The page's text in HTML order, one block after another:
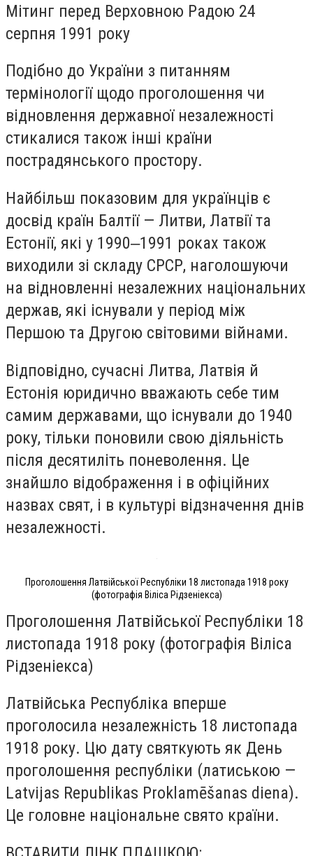
Мітинг перед Верховною Радою 24
серпня 1991 року
Подібно до України з питанням
термінології щодо проголошення чи
відновлення державної незалежності
стикалися також інші країни
пострадянського простору.
Найбільш показовим для українців є
досвід країн Балтії — Литви, Латвії та
Естонії, які у 1990‒1991 роках також
виходили зі складу СРСР, наголошуючи
на відновленні незалежних національних
держав, які існували у період між
Першою та Другою світовими війнами.
Відповідно, сучасні Литва, Латвія й
Естонія юридично вважають себе тим
самим державами, що існували до 1940
року, тільки поновили свою діяльність
після десятиліть поневолення. Це
знайшло відображення і в офіційних
назвах свят, і в культурі відзначення днів
незалежності.
Проголошення Латвійської Республіки 18 листопада 1918 року
(фотографія Віліса Рідзеніекса)
Проголошення Латвійської Республіки 18
листопада 1918 року (фотографія Віліса
Рідзеніекса)
Латвійська Республіка вперше
проголосила незалежність 18 листопада
1918 року. Цю дату святкують як День
проголошення республіки (латиською —
Latvijas Republikas Proklamēšanas diena).
Це головне національне свято країни.